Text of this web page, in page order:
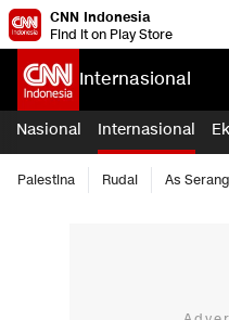
CNN Indonesia
Find it on Play Store
Internasional
Nasional Internasional
Palestina Rudal As